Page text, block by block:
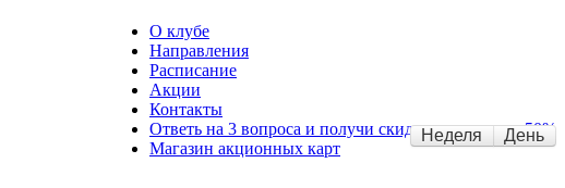
О клубе
Направления
Расписание
Акции
Контакты
Ответь на 3 вопроса и получи скидку на карту до 50%
Магазин акционных карт
Неделя День